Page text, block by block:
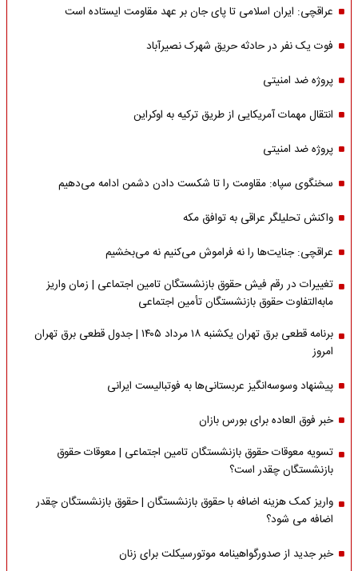
عراقچی: ایران اسلامی تا پای جان بر عهد مقاومت ایستاده است
فوت یک نفر در حادثه حریق شهرک نصیرآباد
پروژه ضد امنیتی
انتقال مهمات آمریکایی از طریق ترکیه به اوکراین
پروژه ضد امنیتی
سخنگوی سپاه: مقاومت را تا شکست دادن دشمن ادامه می‌دهیم
واکنش تحلیلگر عراقی به توافق مکه
عراقچی: جنایت‌ها را نه فراموش می‌کنیم نه می‌بخشیم
تغییرات در رقم فیش حقوق بازنشستگان تامین اجتماعی | زمان واریز
مابه‌التفاوت حقوق بازنشستگان تأمین اجتماعی
برنامه قطعی برق تهران یکشنبه ۱۸ مرداد ۱۴۰۵ | جدول قطعی برق تهران
امروز
پیشنهاد وسوسه‌انگیز عربستانی‌ها به فوتبالیست ایرانی
خبر فوق العاده برای بورس بازان
تسویه معوقات حقوق بازنشستگان تامین اجتماعی | معوقات حقوق
بازنشستگان چقدر است؟
واریز کمک هزینه اضافه با حقوق بازنشستگان | حقوق بازنشستگان چقدر
اضافه می شود؟
خبر جدید از صدورگواهینامه موتورسیکلت برای زنان